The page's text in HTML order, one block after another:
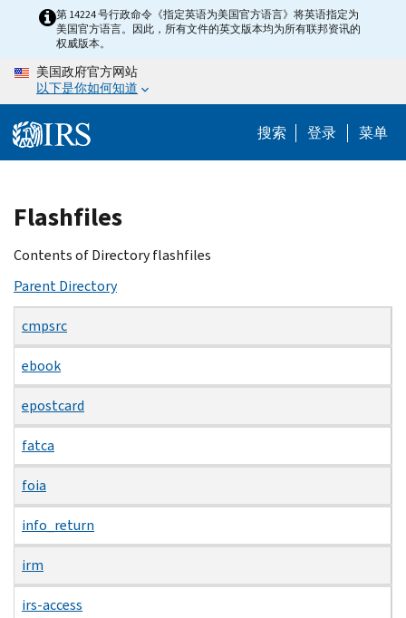
content
第 14224 号行政命令《指定英语为美国官方语言》将英语指定为
美国官方语言。因此，所有文件的英文版本均为所有联邦资讯的
权威版本。
美国政府官方网站
以下是你如何知道
搜索 登录 菜单
Beginning
of
main
Flashfiles
Contents of Directory flashfiles
Parent Directory
cmpsrc
ebook
epostcard
fatca
foia
info_return
irm
irs-access